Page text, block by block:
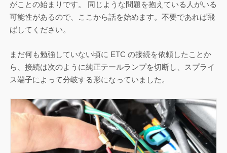
がことの始まりです。 同じような問題を抱えている人がいる
可能性があるので、ここから話を始めます。不要であれば飛
ばしてください。
まだ何も勉強していない頃に ETC の接続を依頼したことか
ら、接続は次のように純正テールランプを切断し、スプライ
ス端子によって分岐する形になっていました。